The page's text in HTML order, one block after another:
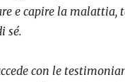
e capire la malattia,
sé.
con le